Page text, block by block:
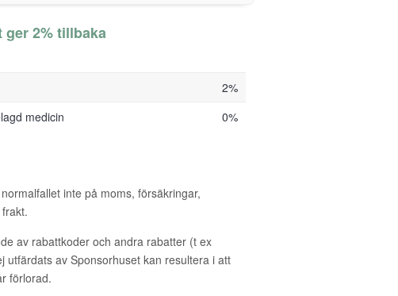
ger 2% tillbaka
2%
medicin
0%
inte på moms, försäkringar,
av rabattkoder och andra rabatter (t ex
utfärdats av Sponsorhuset kan resultera i att
förlorad.